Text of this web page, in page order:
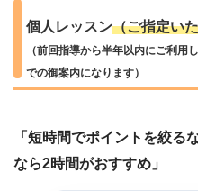
個人レッスン（ご指定い
（前回指導から半年以内にご利用
での御案内になります）
「短時間でポイントを絞る
なら2時間がおすすめ」